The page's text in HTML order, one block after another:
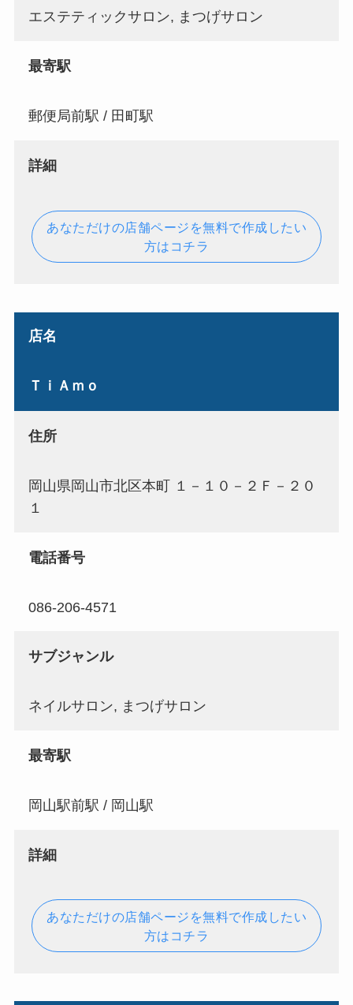
エステティックサロン, まつげサロン
最寄駅
郵便局前駅 / 田町駅
詳細
あなただけの店舗ページを無料で作成したい
方はコチラ
店名
ＴｉＡｍｏ
住所
岡山県岡山市北区本町 １－１０－２Ｆ－２０
１
電話番号
086-206-4571
サブジャンル
ネイルサロン, まつげサロン
最寄駅
岡山駅前駅 / 岡山駅
詳細
あなただけの店舗ページを無料で作成したい
方はコチラ